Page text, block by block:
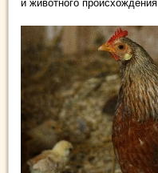
и животного происхождения.